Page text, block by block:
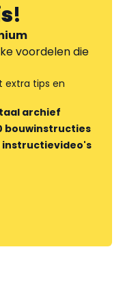
!
voordelen die
extra tips en
archief
bouwinstructies
instructievideo's